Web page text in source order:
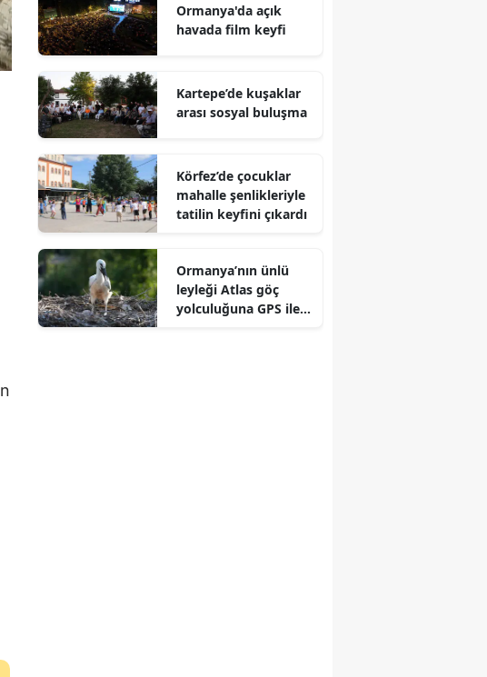
Ormanya'da açık
havada film keyfi
Kartepe’de kuşaklar
arası sosyal buluşma
Körfez’de çocuklar
mahalle şenlikleriyle
tatilin keyfini çıkardı
Ormanya’nın ünlü
leyleği Atlas göç
yolculuğuna GPS ile